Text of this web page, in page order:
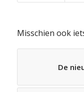
Misschien ook
De